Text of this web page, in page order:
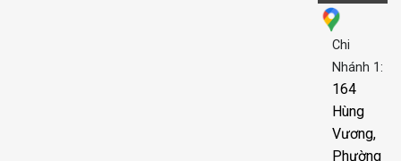
Chi
Nhánh 1:
164
Hùng
Vương,
Phường